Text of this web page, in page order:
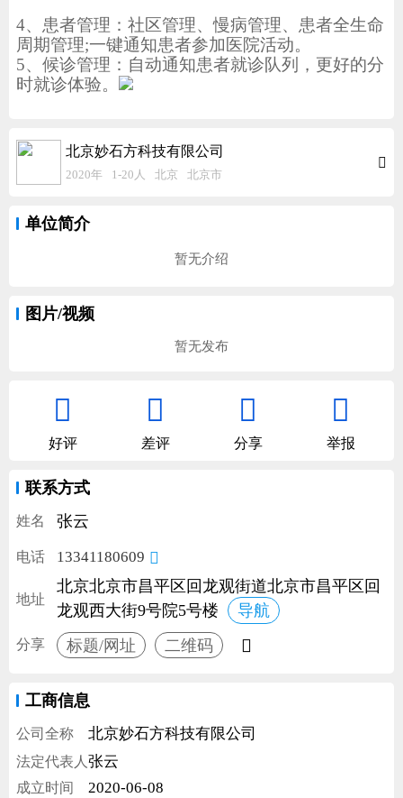
4、患者管理：社区管理、慢病管理、患者全生命
周期管理;一键通知患者参加医院活动。
5、候诊管理：自动通知患者就诊队列，更好的分
时就诊体验。
北京妙石方科技有限公司
2020年 1-20人 北京 北京市

单位简介
暂无介绍
图片/视频
暂无发布

好评

差评

分享

举报
联系方式
姓名 张云
电话 13341180609 
地址
北京北京市昌平区回龙观街道北京市昌平区回
龙观西大街9号院5号楼
导航
分享 标题/网址 二维码 
工商信息
公司全称 北京妙石方科技有限公司
法定代表人 张云
成立时间 2020-06-08